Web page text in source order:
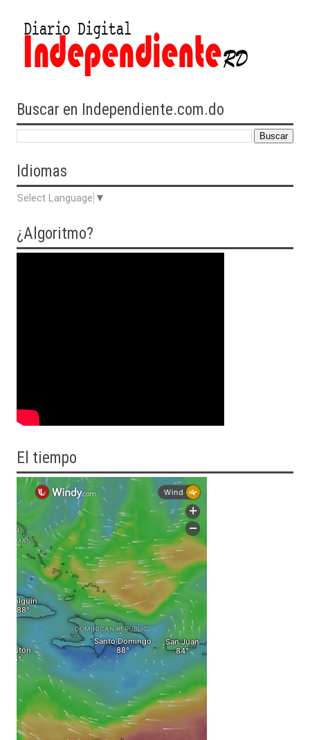
Buscar en Independiente.com.do
Idiomas
Select Language ▼
¿Algoritmo?
El tiempo